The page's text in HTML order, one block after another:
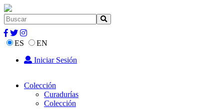
ES
EN
Iniciar Sesión
Colección
Curadurías
Colección